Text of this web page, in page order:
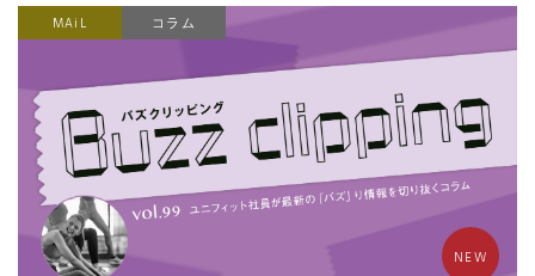
MAiL コラム
NEW